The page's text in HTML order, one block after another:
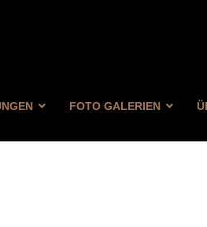
FOTO GALERIEN